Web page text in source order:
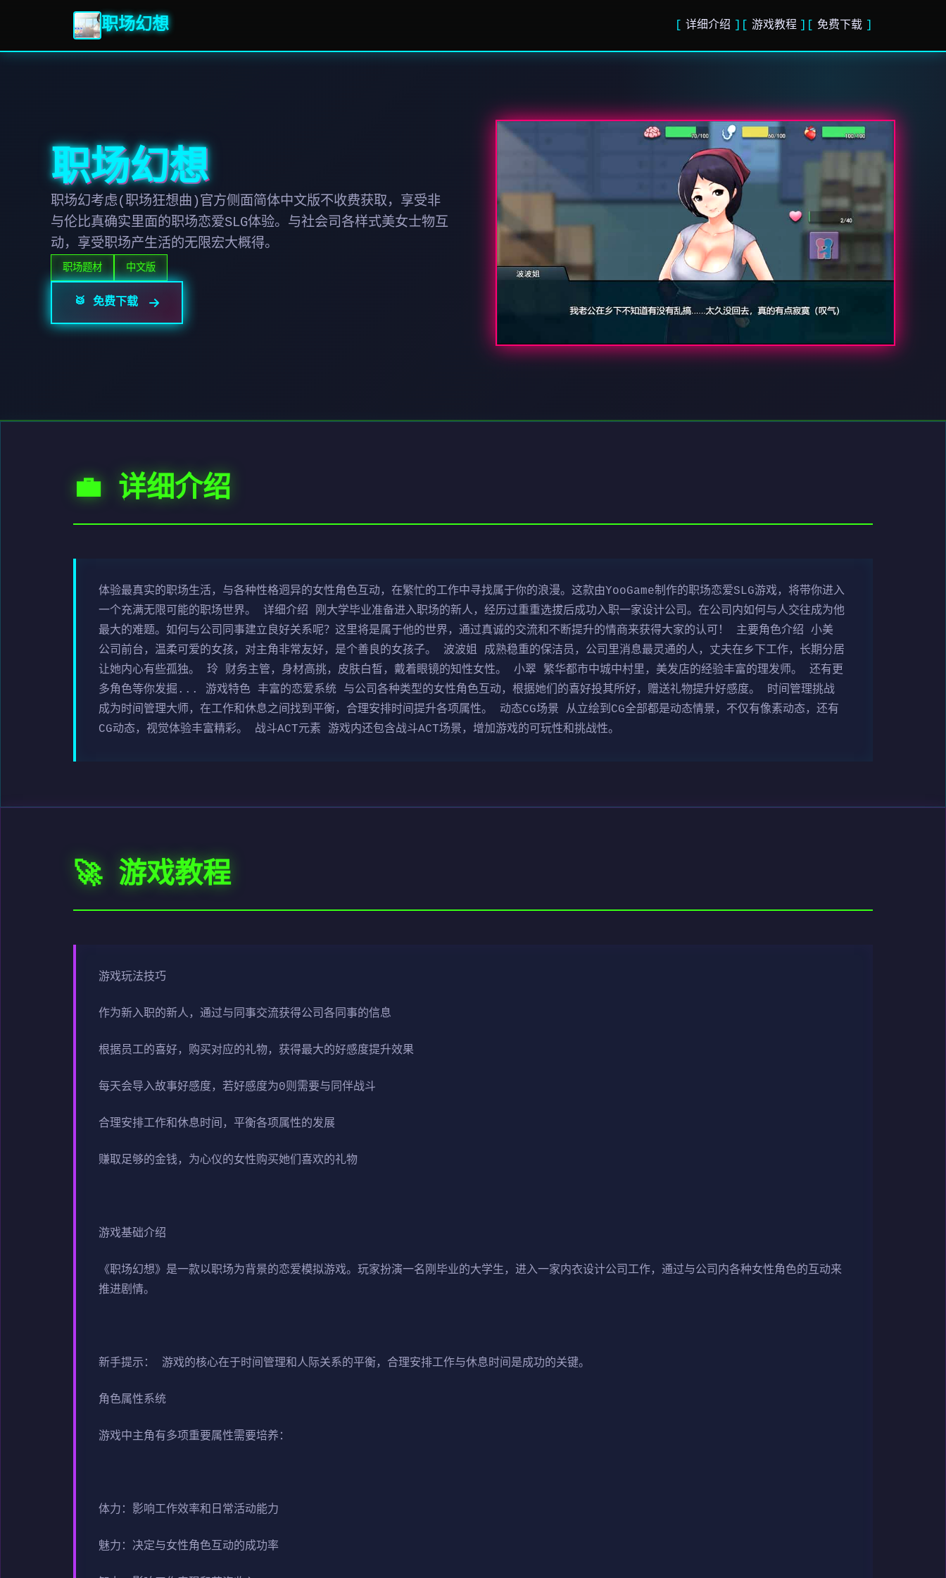
职场幻想 详细介绍 游戏教程 免费下载
职场幻想
职场幻考虑(职场狂想曲)官方侧面简体中文版不收费获取，享受非
与伦比真确实里面的职场恋爱SLG体验。与社会司各样式美女士物互
动，享受职场产生活的无限宏大概得。
职场题材 中文版
🥁 免费下载
💼 详细介绍
体验最真实的职场生活，与各种性格迥异的女性角色互动，在繁忙的工作中寻找属于你的浪漫。这款由YooGame制作的职场恋爱SLG游戏，将带你进入
一个充满无限可能的职场世界。 详细介绍 刚大学毕业准备进入职场的新人，经历过重重选拔后成功入职一家设计公司。在公司内如何与人交往成为他
最大的难题。如何与公司同事建立良好关系呢？这里将是属于他的世界，通过真诚的交流和不断提升的情商来获得大家的认可！ 主要角色介绍 小美
公司前台，温柔可爱的女孩，对主角非常友好，是个善良的女孩子。 波波姐 成熟稳重的保洁员，公司里消息最灵通的人，丈夫在乡下工作，长期分居
让她内心有些孤独。 玲 财务主管，身材高挑，皮肤白皙，戴着眼镜的知性女性。 小翠 繁华都市中城中村里，美发店的经验丰富的理发师。 还有更
多角色等你发掘... 游戏特色 丰富的恋爱系统 与公司各种类型的女性角色互动，根据她们的喜好投其所好，赠送礼物提升好感度。 时间管理挑战
成为时间管理大师，在工作和休息之间找到平衡，合理安排时间提升各项属性。 动态CG场景 从立绘到CG全部都是动态情景，不仅有像素动态，还有
CG动态，视觉体验丰富精彩。 战斗ACT元素 游戏内还包含战斗ACT场景，增加游戏的可玩性和挑战性。
🚀 游戏教程
游戏玩法技巧
作为新入职的新人，通过与同事交流获得公司各同事的信息
根据员工的喜好，购买对应的礼物，获得最大的好感度提升效果
每天会导入故事好感度，若好感度为0则需要与同伴战斗
合理安排工作和休息时间，平衡各项属性的发展
赚取足够的金钱，为心仪的女性购买她们喜欢的礼物
游戏基础介绍
《职场幻想》是一款以职场为背景的恋爱模拟游戏。玩家扮演一名刚毕业的大学生，进入一家内衣设计公司工作，通过与公司内各种女性角色的互动来
推进剧情。
新手提示： 游戏的核心在于时间管理和人际关系的平衡，合理安排工作与休息时间是成功的关键。
角色属性系统
游戏中主角有多项重要属性需要培养：
体力：影响工作效率和日常活动能力
魅力：决定与女性角色互动的成功率